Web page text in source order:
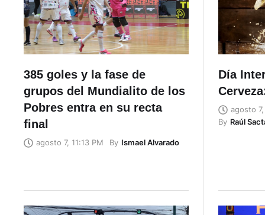
385 goles y la fase de
grupos del Mundialito de los
Pobres entra en su recta
final
agosto 7, 11:13 PM By Ismael Alvarado
Día
agosto
By Raúl